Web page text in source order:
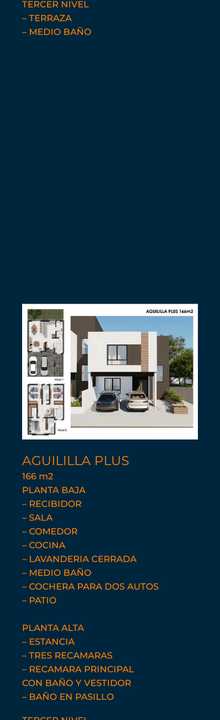
TERCER NIVEL
– TERRAZA
– MEDIO BAÑO
AGUILILLA PLUS
166 m2
PLANTA BAJA
– RECIBIDOR
– SALA
– COMEDOR
– COCINA
– LAVANDERIA CERRADA
– MEDIO BAÑO
– COCHERA PARA DOS AUTOS
– PATIO
PLANTA ALTA
– ESTANCIA
– TRES RECAMARAS
– RECAMARA PRINCIPAL
CON BAÑO Y VESTIDOR
– BAÑO EN PASILLO